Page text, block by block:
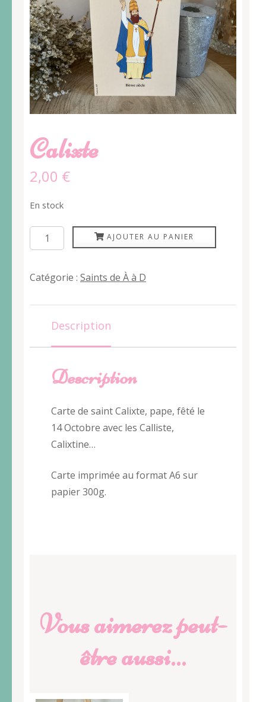
Calixte
2,00 €
En stock
quantité
de
AJOUTER AU PANIER
Catégorie : Saints de À à D
Description
Description
Carte de saint Calixte, pape, fêté le
14 Octobre avec les Calliste,
Calixtine…
Carte imprimée au format A6 sur
papier 300g.
Vous aimerez peut-
être aussi…